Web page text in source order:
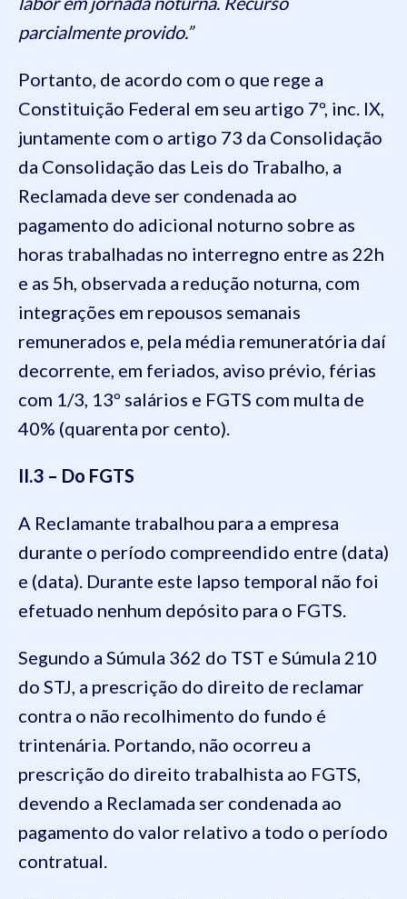
parcialmente provido.”
Portanto, de acordo com o que rege a
Constituição Federal em seu artigo 7º, inc. IX,
juntamente com o artigo 73 da Consolidação
da Consolidação das Leis do Trabalho, a
Reclamada deve ser condenada ao
pagamento do adicional noturno sobre as
horas trabalhadas no interregno entre as 22h
e as 5h, observada a redução noturna, com
integrações em repousos semanais
remunerados e, pela média remuneratória daí
decorrente, em feriados, aviso prévio, férias
com 1/3, 13º salários e FGTS com multa de
40% (quarenta por cento).
II.3 – Do FGTS
A Reclamante trabalhou para a empresa
durante o período compreendido entre (data)
e (data). Durante este lapso temporal não foi
efetuado nenhum depósito para o FGTS.
Segundo a Súmula 362 do TST e Súmula 210
do STJ, a prescrição do direito de reclamar
contra o não recolhimento do fundo é
trintenária. Portando, não ocorreu a
prescrição do direito trabalhista ao FGTS,
devendo a Reclamada ser condenada ao
pagamento do valor relativo a todo o período
contratual.